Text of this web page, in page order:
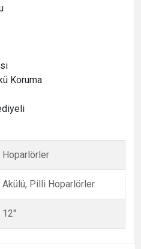
Koruma
Hoparlörler
Akülü, Pilli Hoparlörler
12"